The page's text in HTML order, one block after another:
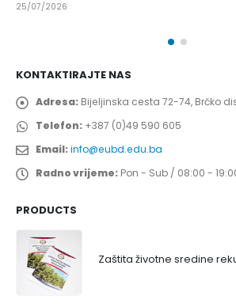
25/07/2026
KONTAKTIRAJTE NAS
Adresa: Bijeljinska cesta 72-74, Brčko
Telefon: +387 (0)49 590 605
Email:info@eubd.edu.ba
Radno vrijeme: Pon - Sub / 08:00 -
PRODUCTS